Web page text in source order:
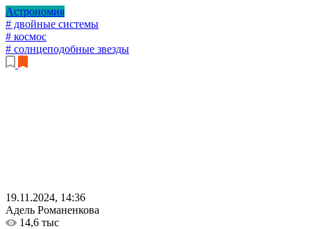
Астрономия
# двойные системы
# космос
# солнцеподобные звезды
19.11.2024, 14:36
Адель Романенкова
14,6 тыс